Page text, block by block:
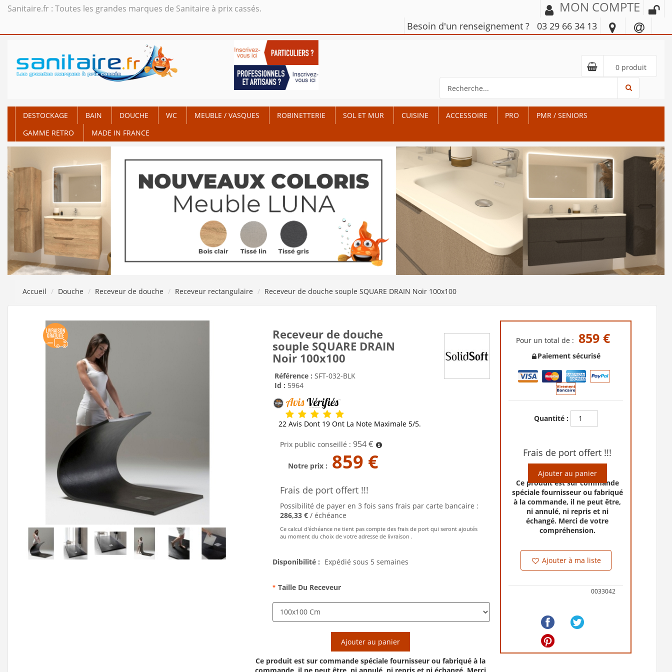
Sanitaire.fr : Toutes les grandes marques de Sanitaire à prix cassés. MON COMPTE
Besoin d'un renseignement ? 03 29 66 34 13
0 produit
DESTOCKAGE BAIN DOUCHE WC MEUBLE / VASQUES ROBINETTERIE SOL ET MUR CUISINE ACCESSOIRE PRO
PMR / SENIORS
GAMME RETRO
MADE IN FRANCE
Accueil Douche Receveur de douche Receveur rectangulaire Receveur de douche souple SQUARE DRAIN Noir 100x100
Receveur de douche
souple SQUARE DRAIN
Noir 100x100
Référence : SFT-032-BLK
Id : 5964
22 Avis Dont 19 Ont La Note Maximale 5/5.
Prix public conseillé : 954 €
Notre prix : 859 €
Frais de port offert !!!
Possibilité de payer en 3 fois sans frais par carte bancaire :
286,33 € / échéance
Ce calcul d'échéance ne tient pas compte des frais de port qui seront ajoutés
au moment du choix de votre adresse de livraison .
Disponibilité : Expédié sous 5 semaines
* Taille Du Receveur
Ajouter au panier
Ce produit est sur commande spéciale fournisseur ou fabriqué à la
Pour un total de : 859 €
Paiement sécurisé
Quantité :
Frais de port offert !!!
Ajouter au panier
Ce produit est sur commande
spéciale fournisseur ou fabriqué
à la commande, il ne peut être,
ni annulé, ni repris et ni
échangé. Merci de votre
compréhension.
Ajouter à ma liste
0033042